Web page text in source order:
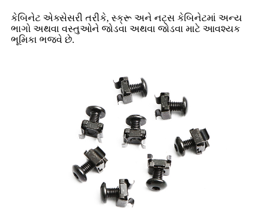
કેબિનેટ એક્સેસરી તરીકે, સ્ક્રૂ અને નટ્સ કેબિનેટમાં અન્ય
ભાગો અથવા વસ્તુઓને જોડવા અથવા જોડવા માટે આવશ્યક
ભૂમિકા ભજવે છે.